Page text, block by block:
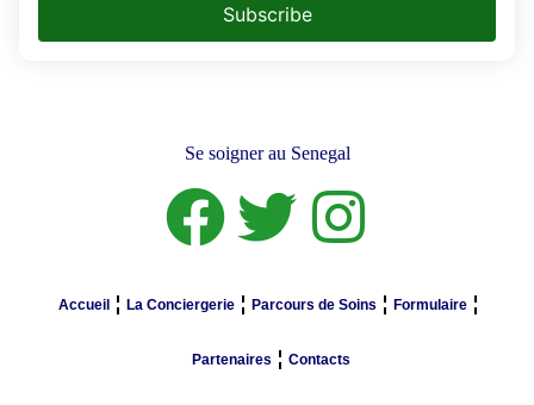
Subscribe
Se soigner au Senegal
Accueil La Conciergerie Parcours de Soins Formulaire
Partenaires Contacts